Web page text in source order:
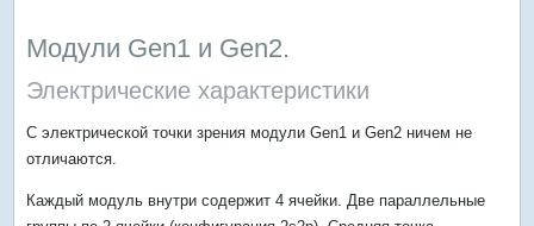
Модули Gen1 и Gen2.
Электрические характеристики
С электрической точки зрения модули Gen1 и Gen2 ничем не
отличаются.
Каждый модуль внутри содержит 4 ячейки. Две параллельные